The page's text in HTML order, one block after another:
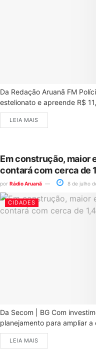
Da Redação Aruanã FM
estelionato e apreende R$
LEIA MAIS
Em construção, maior
contará com cerca de
por Rádio Aruanã 8 de julho
CIDADES
Da Secom | BG Com
planejamento para ampliar
LEIA MAIS